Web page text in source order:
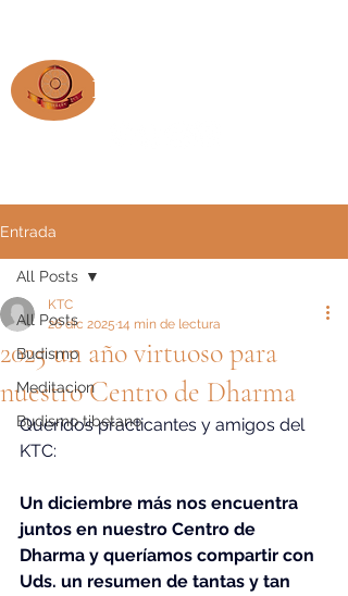
KTC Argentina
Entrada
All Posts
Budismo
Meditacion
Budismo tibetano
All Posts
2025 un año virtuoso para
nuestro Centro de Dharma
KTC
26 dic 2025 14 min de lectura
Queridos practicantes y amigos del
KTC:
Un diciembre más nos encuentra
juntos en nuestro Centro de
Dharma y queríamos compartir con
Uds. un resumen de tantas y tan